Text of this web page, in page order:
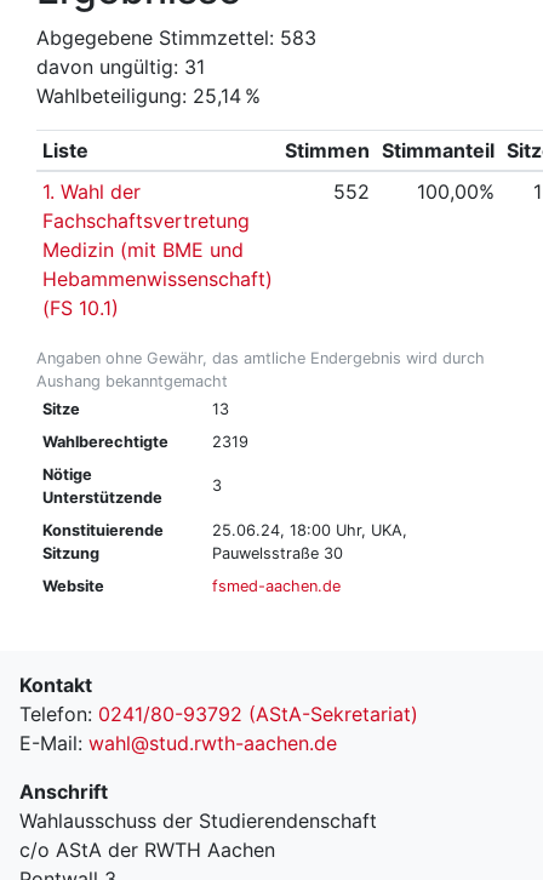
Abgegebene Stimmzettel: 583
davon ungültig: 31
Wahlbeteiligung: 25,14 %
Liste Stimmen Stimmanteil
1. Wahl der
Fachschaftsvertretung
Medizin (mit BME und
Hebammenwissenschaft)
(FS 10.1)
552 100,00%
Angaben ohne Gewähr, das amtliche Endergebnis wird durch
Aushang bekanntgemacht
Sitze
13
Wahlberechtigte
2319
Nötige
Unterstützende
3
Konstituierende
Sitzung
25.06.24, 18:00 Uhr, UKA,
Pauwelsstraße 30
Website
fsmed-aachen.de
Kontakt
Telefon: 0241/80-93792 (AStA-Sekretariat)
E-Mail: wahl@stud.rwth-aachen.de
Anschrift
Wahlausschuss der Studierendenschaft
c/o AStA der RWTH Aachen